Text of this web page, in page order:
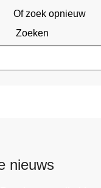
Of zoek opnieuw
Zoeken
nieuws